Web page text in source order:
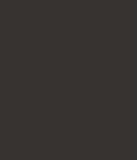
s-3836/